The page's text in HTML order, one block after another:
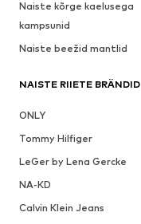
Naiste kõrge kaelusega
kampsunid
Naiste beežid mantlid
NAISTE RIIETE BRÄNDID
ONLY
Tommy Hilfiger
LeGer by Lena Gercke
NA-KD
Calvin Klein Jeans